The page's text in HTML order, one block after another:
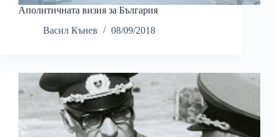
Аполитичната визия за България
Васил Кънев
08/09/2018